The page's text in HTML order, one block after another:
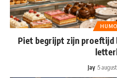
Piet begrijpt zijn proeftijd
Jay 5